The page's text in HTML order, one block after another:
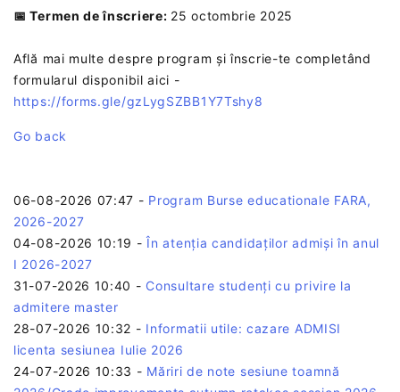
📅 Termen de înscriere: 25 octombrie 2025
Află mai multe despre program și înscrie-te completând
formularul disponibil aici -
https://forms.gle/gzLygSZBB1Y7Tshy8
Go back
06-08-2026 07:47 - Program Burse educationale FARA,
2026-2027
04-08-2026 10:19 -În atenția candidaților admiși în anul
I 2026-2027
31-07-2026 10:40 - Consultare studenți cu privire la
admitere master
28-07-2026 10:32 - Informatii utile: cazare ADMISI
licenta sesiunea Iulie 2026
24-07-2026 10:33 - Măriri de note sesiune toamnă